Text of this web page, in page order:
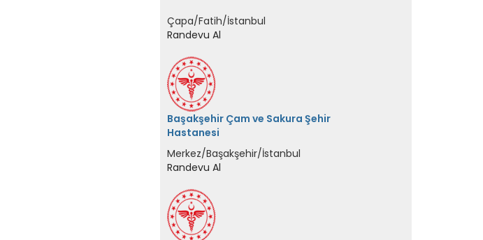
Merkez/Başakşehir/İstanbul
Randevu Al
Çeşme Devlet Hastanesi
Ilıca/Çeşme/İzmir
Randevu Al